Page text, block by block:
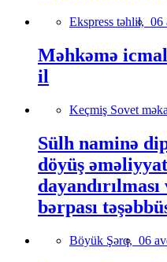
Ekspress təhlil, 06
Məhkəmə
il
Keçmiş Sovet
Sülh naminə
döyüş
dayandırılması
bərpası
Böyük Şərq, 06